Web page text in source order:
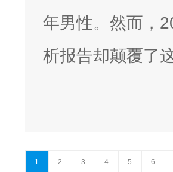
年男性。然而，
析报告却颠覆了
1 2 3 4 5 6